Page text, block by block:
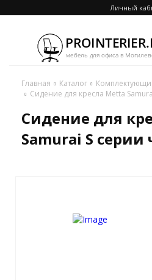
Личный
Главная Каталог
Сидение для кресла Metta
Сидение для
Samurai S серии